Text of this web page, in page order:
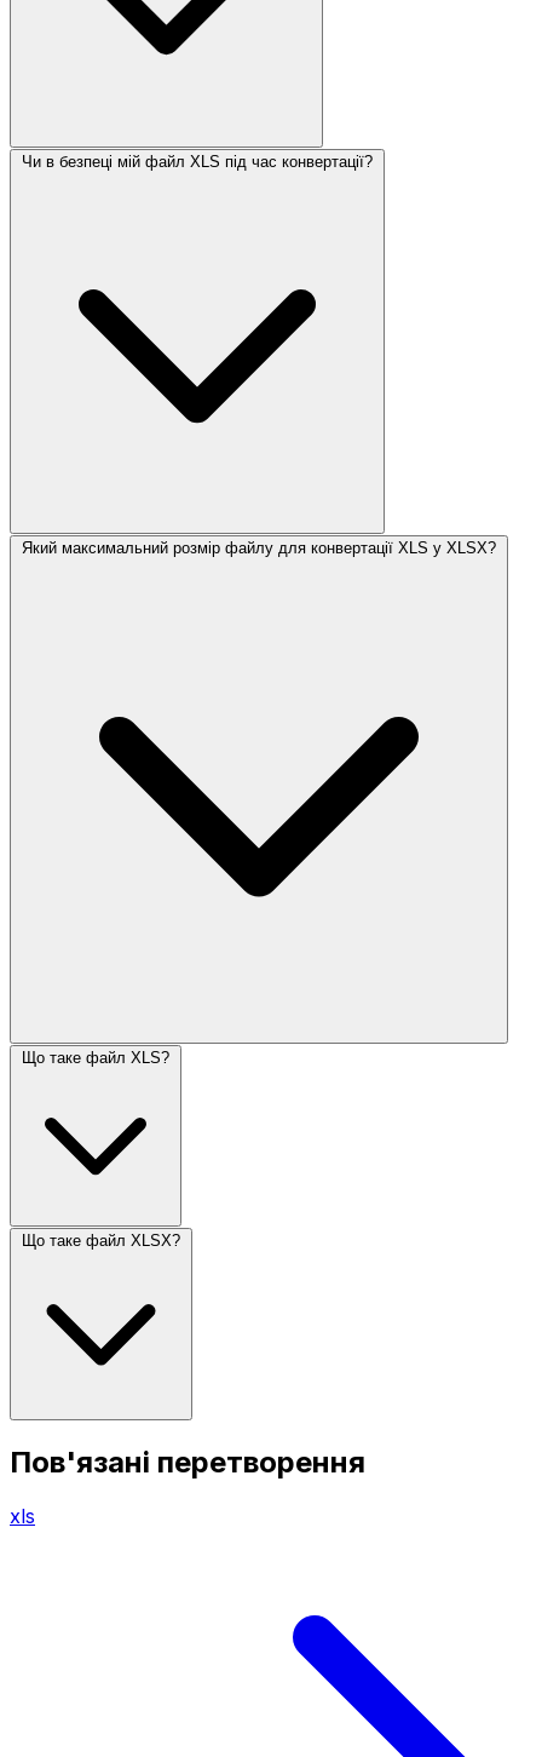
Чи в безпеці мій файл XLS під час конвертації?
Який максимальний розмір файлу для конвертації XLS у XLSX?
Що таке файл XLS?
Що таке файл XLSX?
Пов'язані перетворення
xls